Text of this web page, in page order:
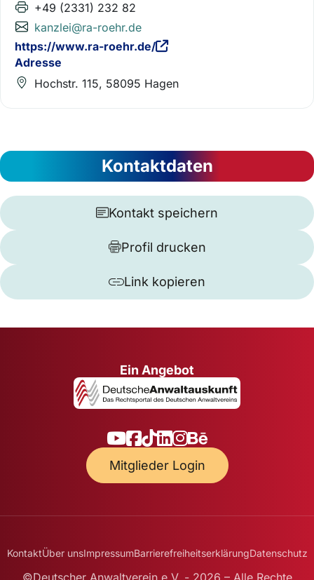
+49 (2331) 232 82
kanzlei@ra-roehr.de
https://www.ra-roehr.de/
Adresse
Hochstr. 115, 58095 Hagen
Kontaktdaten
Kontakt speichern
Profil drucken
Link kopieren
Ein Angebot
Mitglieder Login
KontaktÜber unsImpressumBarrierefreiheitserklärungDatenschutz
©Deutscher Anwaltverein e.V. - 2026 – Alle Rechte